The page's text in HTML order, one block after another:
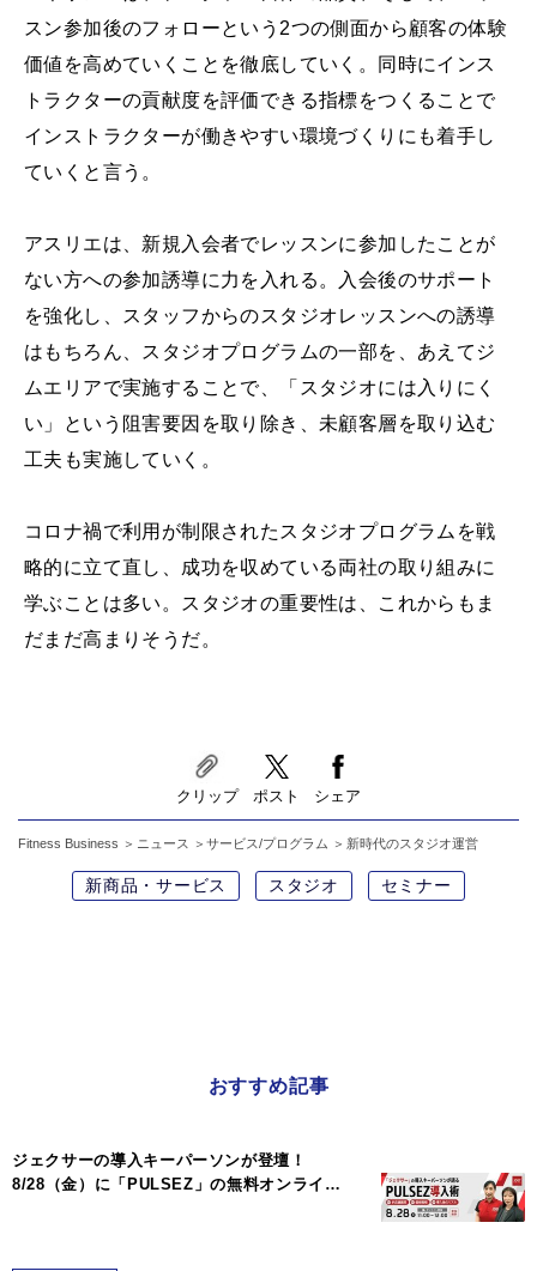
スン参加後のフォローという2つの側面から顧客の体験
価値を高めていくことを徹底していく。同時にインス
トラクターの貢献度を評価できる指標をつくることで
インストラクターが働きやすい環境づくりにも着手し
ていくと言う。
アスリエは、新規入会者でレッスンに参加したことが
ない方への参加誘導に力を入れる。入会後のサポート
を強化し、スタッフからのスタジオレッスンへの誘導
はもちろん、スタジオプログラムの一部を、あえてジ
ムエリアで実施することで、「スタジオには入りにく
い」という阻害要因を取り除き、未顧客層を取り込む
工夫も実施していく。
コロナ禍で利用が制限されたスタジオプログラムを戦
略的に立て直し、成功を収めている両社の取り組みに
学ぶことは多い。スタジオの重要性は、これからもま
だまだ高まりそうだ。
クリップ ポスト シェア
Fitness Business ニュース サービス/プログラム 新時代のスタジオ運営
新商品・サービス スタジオ セミナー
おすすめ記事
ジェクサーの導入キーパーソンが登壇！
8/28（金）に「PULSEZ」の無料オンライ…